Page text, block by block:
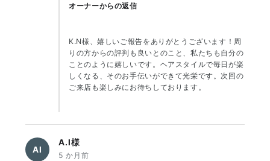
オーナーからの返信
K.N様、嬉しいご報告をありがとうございます！周
りの方からの評判も良いとのこと、私たちも自分の
ことのように嬉しいです。ヘアスタイルで毎日が楽
しくなる、そのお手伝いができて光栄です。次回の
ご来店も楽しみにお待ちしております。
AI
A.I様
5 か月前